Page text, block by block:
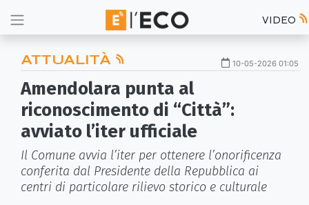
VIDEO
ATTUALITÀ 10-05-2026 01:05
Amendolara punta al
riconoscimento di “Città”:
avviato l’iter ufficiale
Il Comune avvia l’iter per ottenere l’onorificenza
conferita dal Presidente della Repubblica ai
centri di particolare rilievo storico e culturale